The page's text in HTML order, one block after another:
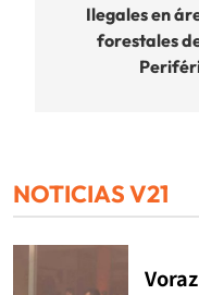
Ilegales en
forestales
NOTICIAS V21